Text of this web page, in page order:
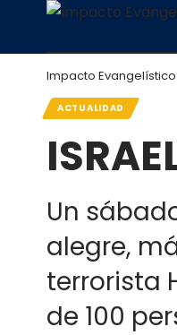
Impacto Evangelístico
ACTUALIDAD
Un
alegre,
terrorista
de 100